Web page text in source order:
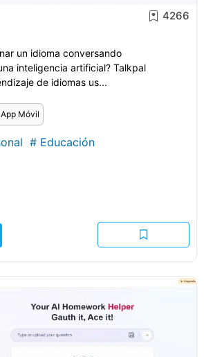
4266
un idioma conversando
inteligencia artificial? Talkpal
de idiomas us...
App Móvil
# Educación